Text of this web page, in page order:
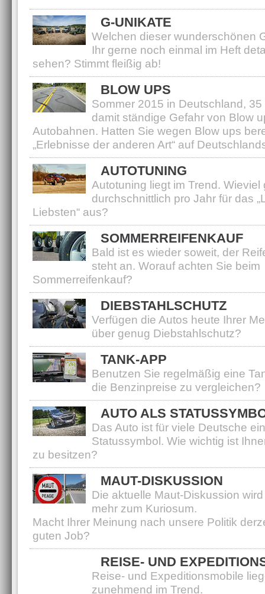
G-UNIKATE
Welchen dieser wunderschönen
Ihr gerne noch einmal im Heft
sehen? Stimmt fleißig ab!
BLOW UPS
Sommer 2015 in Deutschland,
damit ständige Gefahr von Blow
Autobahnen. Hatten Sie wegen Blow ups
„Erlebnisse der anderen Art“ auf
AUTOTUNING
Autotuning liegt im Trend. Wieviel
durchschnittlich pro Jahr für das
Liebsten“ aus?
SOMMERREIFENKAUF
Bald ist es wieder soweit, der
steht an. Worauf achten Sie beim
Sommerreifenkauf?
DIEBSTAHLSCHUTZ
Verfügen die Autos heute Ihrer
über genug Diebstahlschutz?
TANK-APP
Benutzen Sie regelmäßig eine
die Benzinpreise zu vergleichen?
AUTO ALS
Das Auto ist für viele Deutsche
Statussymbol. Wie wichtig ist
zu besitzen?
MAUT-DISKUSSION
Die aktuelle Maut-Diskussion
mehr zum Kuriosum.
Macht Ihrer Meinung nach unsere Politik
guten Job?
REISE- UND
Reise- und Expeditionsmobile
zunehmend im Trend.